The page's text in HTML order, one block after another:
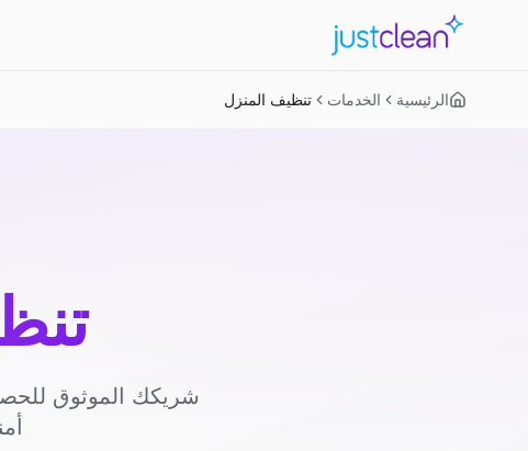
الرئيسية الخدمات تنظيف المنزل
شريكك الموثوق